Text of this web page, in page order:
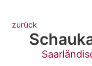
zurück